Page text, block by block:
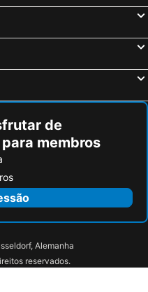
de
membros
Alemanha
reservados.